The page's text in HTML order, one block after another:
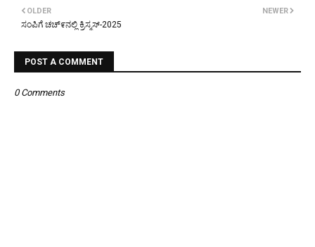
NEWER
OLDER
ಸಂಪಿಗೆ ಚಚ್೯ನಲ್ಲಿ ಕ್ರಿಸ್ಮಸ್-2025
POST A COMMENT
0 Comments